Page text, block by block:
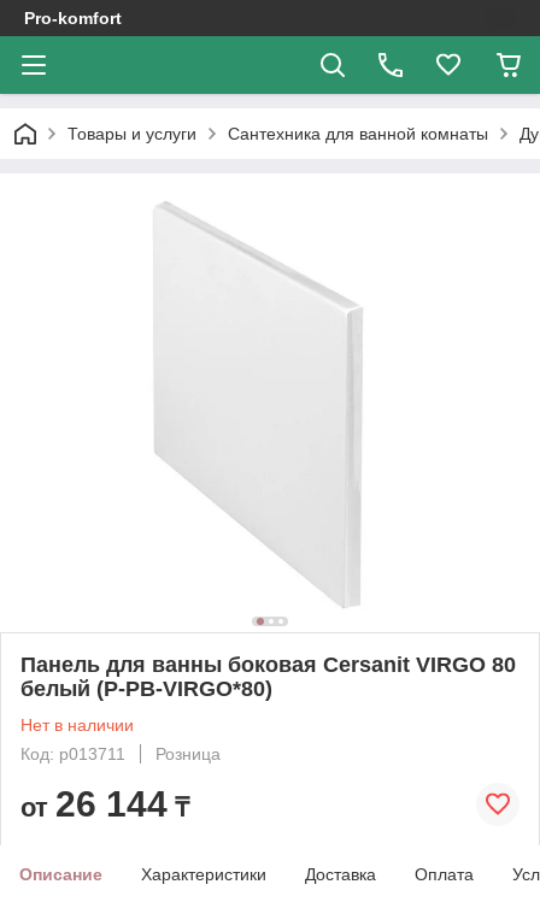
Pro-komfort
Товары и услуги Сантехника для ванной комнаты
Панель для ванны боковая Cersanit VIRGO 80
белый (P-PB-VIRGO*80)
Нет в наличии
Код: p013711
Розница
от 26 144 ₸
Описание Характеристики Доставка Оплата